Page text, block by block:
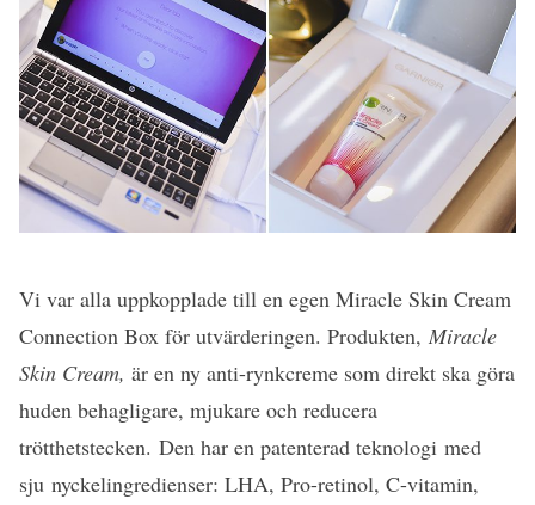
Vi var alla uppkopplade till en egen Miracle Skin Cream
Connection Box för utvärderingen. Produkten, Miracle
Skin Cream, är en ny anti-rynkcreme som direkt ska göra
huden behagligare, mjukare och reducera
trötthetstecken. Den har en patenterad teknologi med
sju nyckelingredienser: LHA, Pro-retinol, C-vitamin,